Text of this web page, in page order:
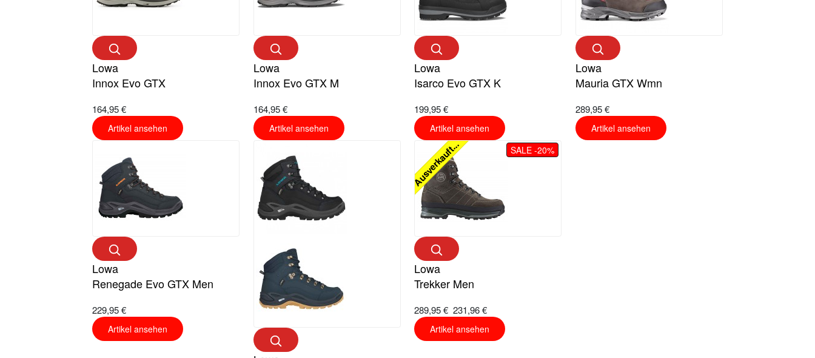
Lowa
Innox Evo GTX
164,95 €
Artikel ansehen
Lowa
Innox Evo GTX M
164,95 €
Artikel ansehen
Lowa
Isarco Evo GTX K
199,95 €
Artikel ansehen
Lowa
Mauria GTX Wmn
289,95 €
Artikel ansehen
Lowa
Renegade Evo GTX Men
229,95 €
Artikel ansehen
SALE -20%
Ausverkauft...
Lowa
Trekker Men
289,95 € 231,96 €
Artikel ansehen